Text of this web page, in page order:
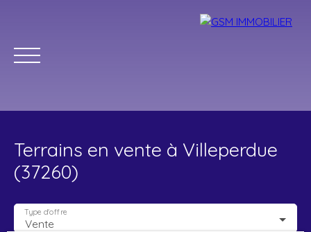
Terrains en vente à Villeperdue
(37260)
Vente
Type d'offre